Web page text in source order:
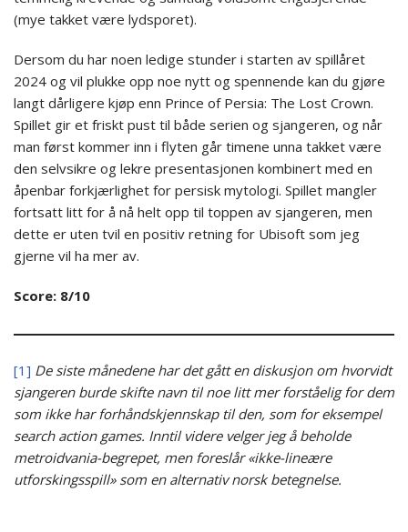
(mye takket være lydsporet).
Dersom du har noen ledige stunder i starten av spillåret
2024 og vil plukke opp noe nytt og spennende kan du gjøre
langt dårligere kjøp enn Prince of Persia: The Lost Crown.
Spillet gir et friskt pust til både serien og sjangeren, og når
man først kommer inn i flyten går timene unna takket være
den selvsikre og lekre presentasjonen kombinert med en
åpenbar forkjærlighet for persisk mytologi. Spillet mangler
fortsatt litt for å nå helt opp til toppen av sjangeren, men
dette er uten tvil en positiv retning for Ubisoft som jeg
gjerne vil ha mer av.
Score: 8/10
[1] De siste månedene har det gått en diskusjon om hvorvidt
sjangeren burde skifte navn til noe litt mer forståelig for dem
som ikke har forhåndskjennskap til den, som for eksempel
search action games. Inntil videre velger jeg å beholde
metroidvania-begrepet, men foreslår «ikke-lineære
utforskingsspill» som en alternativ norsk betegnelse.